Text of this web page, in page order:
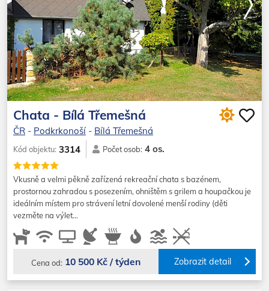
Chata - Bílá Třemešná
ČR - Podkrkonoší - Bílá Třemešná
Kód objektu: 3314 Počet osob: 4 os.
Vkusně a velmi pěkně zařízená rekreační chata s bazénem,
prostornou zahradou s posezením, ohništěm s grilem a houpačkou je
ideálním místem pro strávení letní dovolené menší rodiny (děti
vezměte na výlet…
Cena od: 10 500 Kč / týden Zobrazit detail